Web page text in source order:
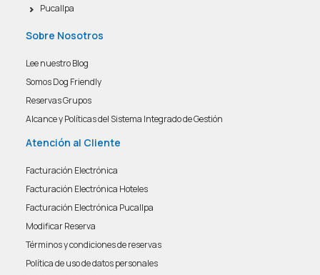
Pucallpa
Sobre Nosotros
Lee nuestro Blog
Somos Dog Friendly
Reservas Grupos
Alcance y Políticas del Sistema Integrado de Gestión
Atención al Cliente
Facturación Electrónica
Facturación Electrónica Hoteles
Facturación Electrónica Pucallpa
Modificar Reserva
Términos y condiciones de reservas
Política de uso de datos personales